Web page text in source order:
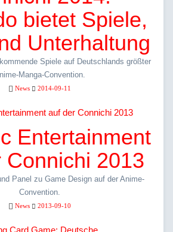
bietet Spiele,
Unterhaltung
Spiele auf Deutschlands größter
Manga-Convention.
News 2014-09-11
Entertainment
Connichi 2013
Panel zu Game Design auf der Anime-
Convention.
News 2013-09-10